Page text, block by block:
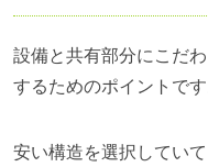
設備と共有部分にこだ
するためのポイントです
安い構造を選択してい